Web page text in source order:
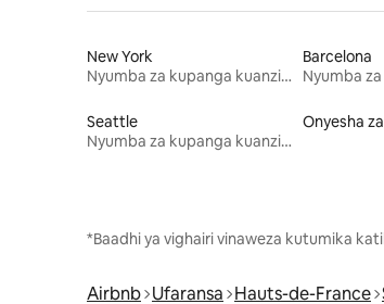
New York
Nyumba za kupanga kuanzia mwezi mmoja
Barcelona
Seattle
Nyumba za kupanga kuanzia mwezi mmoja
Onyesha
*Baadhi ya vighairi vinaweza kutumika
Airbnb Ufaransa Hauts-de-France